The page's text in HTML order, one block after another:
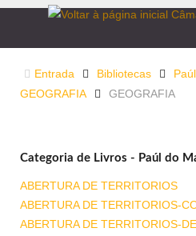
Entrada Bibliotecas
GEOGRAFIA
GEOGRAFIA
Categoria de Livros - Paúl do
ABERTURA DE TERRITORIOS
ABERTURA DE TERRITORIOS-
ABERTURA DE TERRITORIOS-